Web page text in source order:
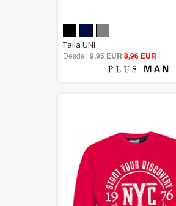
out of 5
Talla UNI
Desde: 9,95 EUR8,96 EUR